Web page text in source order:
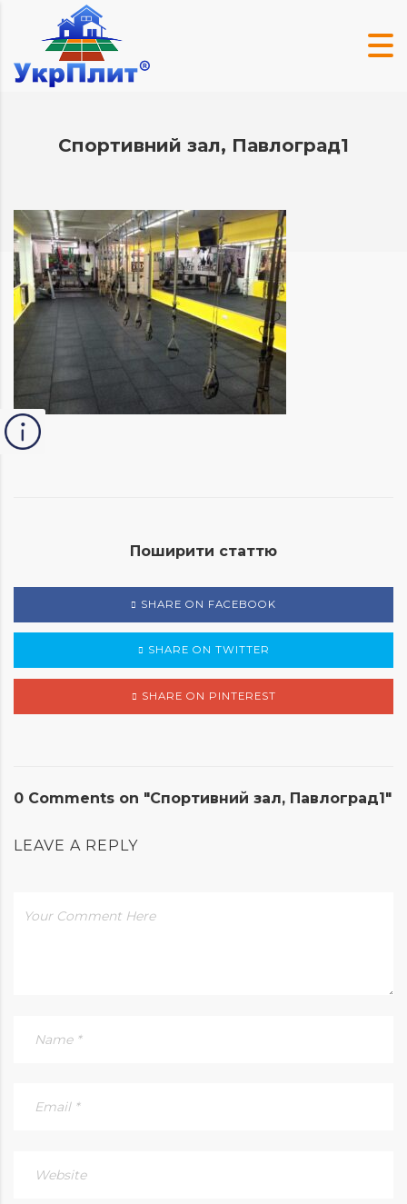
Спортивний зал, Павлоград1
Поширити статтю
SHARE ON FACEBOOK
SHARE ON TWITTER
SHARE ON PINTEREST
0 Comments on "Спортивний зал, Павлоград1"
LEAVE A REPLY